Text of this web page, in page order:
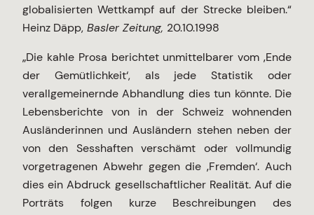
globalisierten Wettkampf auf der Strecke bleiben.“
Heinz Däpp, Basler Zeitung, 20.10.1998
„Die kahle Prosa berichtet unmittelbarer vom ‚Ende
der Gemütlichkeit‘, als jede Statistik oder
verallgemeinernde Abhandlung dies tun könnte. Die
Lebensberichte von in der Schweiz wohnenden
Ausländerinnen und Ausländern stehen neben der
von den Sesshaften verschämt oder vollmundig
vorgetragenen Abwehr gegen die ‚Fremden‘. Auch
dies ein Abdruck gesellschaftlicher Realität. Auf die
Porträts folgen kurze Beschreibungen des